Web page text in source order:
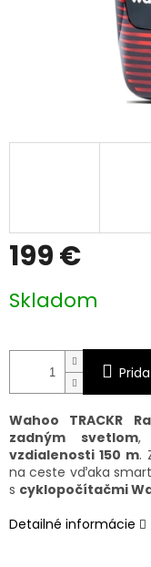
199 €
cena:
Skladom
Wahoo TRACKR
zadným svetlom,
vzdialenosti 150 m.
na ceste vďaka
s cyklopočítačmi
Detailné informácie